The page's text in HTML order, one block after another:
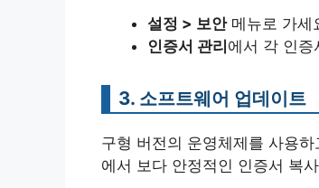
설정 > 보안메뉴로 가세
인증서 관리에서 각 인증
3. 소프트웨어 업데이트
구형 버전의 운영체제를 사용
에서 보다 안정적인 인증서 복